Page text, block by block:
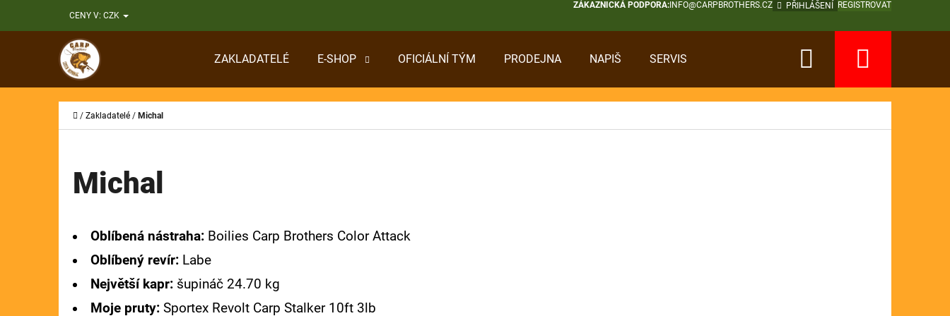
na
CENY V: CZK
ZÁKAZNICKÁ PODPORA:INFO@CARPBROTHERS.CZ PŘIHLÁŠENÍ REGISTROVAT
ZAKLADATELÉ E-SHOP OFICIÁLNÍ TÝM PRODEJNA NAPIŠ SERVIS Hledat
Domů
/ Zakladatelé / Michal
Michal
Oblíbená nástraha: Boilies Carp Brothers Color Attack
Oblíbený revír: Labe
Největší kapr: šupináč 24.70 kg
Moje pruty: Sportex Revolt Carp Stalker 10ft 3lb
O
Í
Zpět
do
obchodu
Zpět
do
obchodu
CO POTŘEBUJETE NAJÍT?